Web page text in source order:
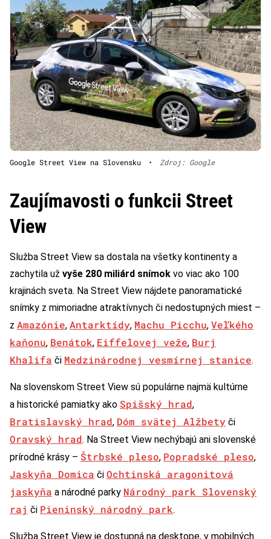
Google Street View na Slovensku • Zdroj: Google
Zaujímavosti o funkcii Street
View
Služba Street View sa dostala na všetky kontinenty a
zachytila už vyše 280 miliárd snímok vo viac ako 100
krajinách sveta. Na Street View nájdete panoramatické
snímky z mimoriadne atraktívnych či nedostupných miest –
z Amazónie, Antarktídy, Machu Picchu, Veľkého
kaňonu, Benátok, Eiffelovej veže, Burj
Khalifa či Medzinárodnej vesmírnej stanice.
Na slovenskom Street View sú populárne najmä kultúrne
a historické pamiatky ako Spišský hrad,
Bratislavský hrad, Dóm svätej Alžbety či
Oravský hrad. Na Street View nechýbajú ani slovenské
prírodné krásy – Štrbské pleso, Popradské pleso,
Jaskyňa Domica či Ochtinská aragonitová
jaskyňa a národné parky Národný park Slovenský
raj či Pieninský národný park.
Služba Street View je dostupná na desktope, v mobilných